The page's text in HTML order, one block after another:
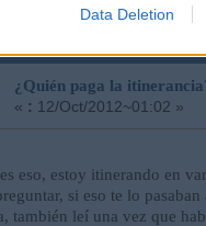
Data Deletion
la itinerancia? (Leído 4135
tema.
¿Quién paga la
« : 12/Oct/2012~01:02 »
eso, estoy itinerando en
si eso te lo
también leí una vez que